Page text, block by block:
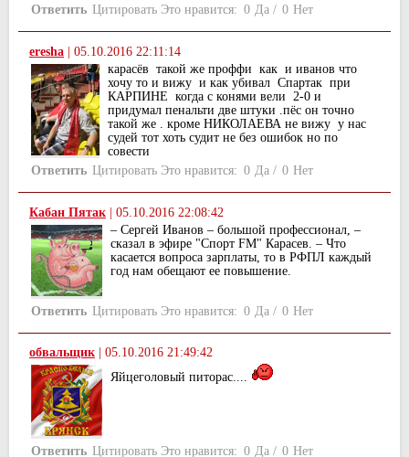
Ответить Цитировать Это нравится: 0 Да / 0 Нет
eresha
05.10.2016 22:11:14
карасёв такой же проффи как и иванов что
хочу то и вижу и как убивал Спартак при
КАРПИНЕ когда с конями вели 2-0 и
придумал пенальти две штуки .пёс он точно
такой же . кроме НИКОЛАЕВА не вижу у нас
судей тот хоть судит не без ошибок но по
совести
Ответить Цитировать Это нравится: 0 Да / 0 Нет
Кабан Пятак | 05.10.2016 22:08:42
– Сергей Иванов – большой профессионал, –
сказал в эфире "Спорт FM" Карасев. – Что
касается вопроса зарплаты, то в РФПЛ каждый
год нам обещают ее повышение.
Ответить Цитировать Это нравится: 0 Да / 0 Нет
обвальщик
05.10.2016 21:49:42
Яйцеголовый питорас....
Ответить Цитировать Это нравится: 0 Да / 0 Нет